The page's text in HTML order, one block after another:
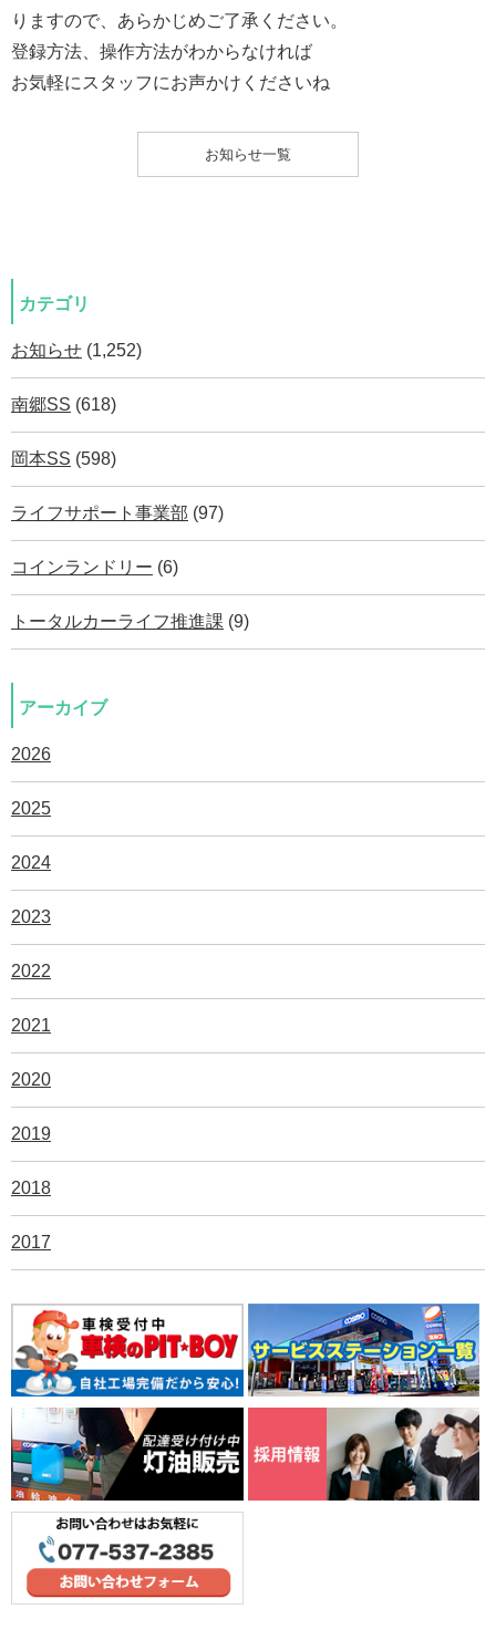
りますので、あらかじめご了承ください。
登録方法、操作方法がわからなければ
お気軽にスタッフにお声かけくださいね
お知らせ一覧
カテゴリ
お知らせ (1,252)
南郷SS (618)
岡本SS (598)
ライフサポート事業部 (97)
コインランドリー (6)
トータルカーライフ推進課 (9)
アーカイブ
2026
2025
2024
2023
2022
2021
2020
2019
2018
2017